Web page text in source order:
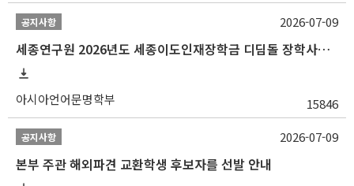
공지사항
세종연구원 2026년도 세종이도인재장학금 디딤돌 장학사업 학자금대출 관련분야(원금상환, 이자지원) 신청 사업 안내
아시아언어문명학부 15846
2026-07-09
공지사항
본부 주관 해외파견 교환학생 후보자를 선발 안내
2026-07-09